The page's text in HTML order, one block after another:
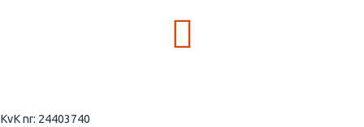
KvK nr: 24403740